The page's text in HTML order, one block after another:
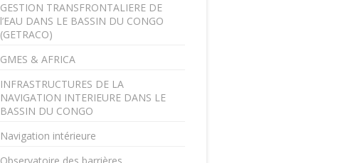
GESTION TRANSFRONTALIERE DE
l’EAU DANS LE BASSIN DU CONGO
(GETRACO)
GMES & AFRICA
INFRASTRUCTURES DE LA
NAVIGATION INTERIEURE DANS LE
BASSIN DU CONGO
Navigation intérieure